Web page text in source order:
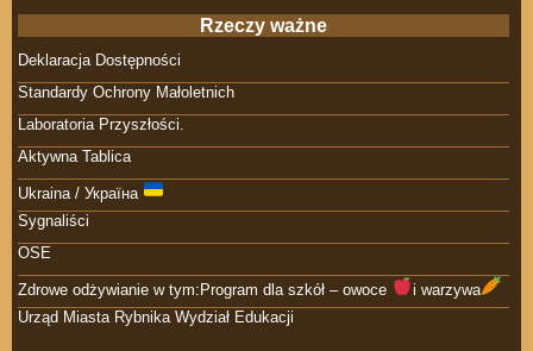
Rzeczy ważne
Deklaracja Dostępności
Standardy Ochrony Małoletnich
Laboratoria Przyszłości.
Aktywna Tablica
Ukraina / Україна
Sygnaliści
OSE
Zdrowe odżywianie w tym:Program dla szkół – owoce
i warzywa
Urząd Miasta Rybnika Wydział Edukacji